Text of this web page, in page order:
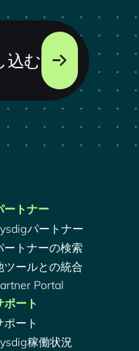
込む
ートナー
パートナー
ートナーの検索
ツールとの統合
Portal
ポート
ポート
稼働状況